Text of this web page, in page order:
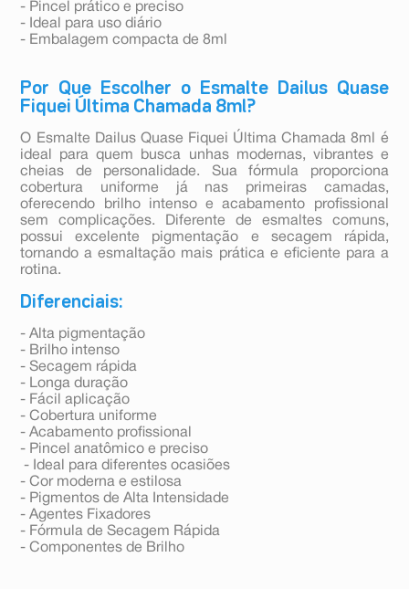
- Pincel prático e preciso
- Ideal para uso diário
- Embalagem compacta de 8ml
Por Que Escolher o Esmalte Dailus Quase
Fiquei Última Chamada 8ml?
O Esmalte Dailus Quase Fiquei Última Chamada 8ml é
ideal para quem busca unhas modernas, vibrantes e
cheias de personalidade. Sua fórmula proporciona
cobertura uniforme já nas primeiras camadas,
oferecendo brilho intenso e acabamento profissional
sem complicações. Diferente de esmaltes comuns,
possui excelente pigmentação e secagem rápida,
tornando a esmaltação mais prática e eficiente para a
rotina.
Diferenciais:
- Alta pigmentação
- Brilho intenso
- Secagem rápida
- Longa duração
- Fácil aplicação
- Cobertura uniforme
- Acabamento profissional
- Pincel anatômico e preciso
- Ideal para diferentes ocasiões
- Cor moderna e estilosa
- Pigmentos de Alta Intensidade
- Agentes Fixadores
- Fórmula de Secagem Rápida
- Componentes de Brilho